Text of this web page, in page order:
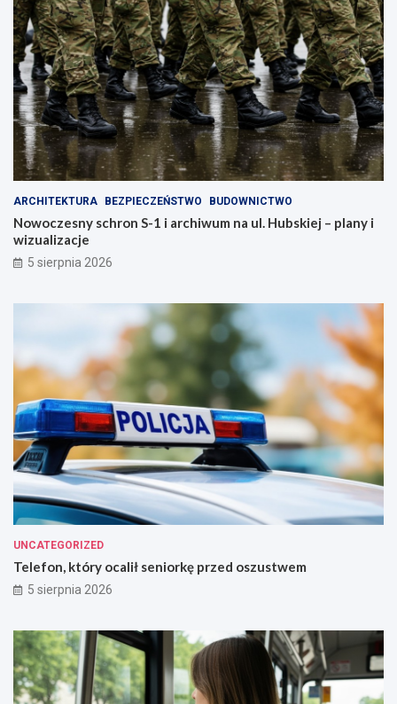
ó
r
a
z
m
i
e
n
m
i
s
t
o
!
–
z
a
d
b
a
j
o
s
w
o
e
z
d
r
o
i
ARCHITEKTURA BEZPIECZEŃSTWO BUDOWNICTWO
Nowoczesny schron S-1 i archiwum na ul. Hubskiej – plany i
wizualizacje
5 sierpnia 2026
UNCATEGORIZED
Telefon, który ocalił seniorkę przed oszustwem
5 sierpnia 2026